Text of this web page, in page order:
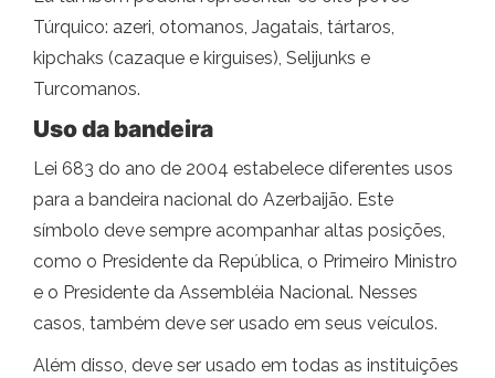
Túrquico: azeri, otomanos, Jagatais, tártaros,
kipchaks (cazaque e kirguises), Selijunks e
Turcomanos.
Uso da bandeira
Lei 683 do ano de 2004 estabelece diferentes usos
para a bandeira nacional do Azerbaijão. Este
símbolo deve sempre acompanhar altas posições,
como o Presidente da República, o Primeiro Ministro
e o Presidente da Assembléia Nacional. Nesses
casos, também deve ser usado em seus veículos.
Além disso, deve ser usado em todas as instituições